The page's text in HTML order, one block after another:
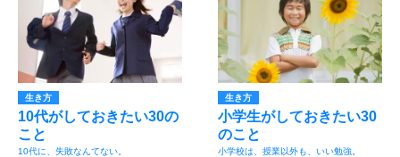
生き方
10代がしておきたい30の
こと
10代に、失敗なんてない。
生き方
小学生がしておきたい30
のこと
小学校は、授業以外も、いい勉強。